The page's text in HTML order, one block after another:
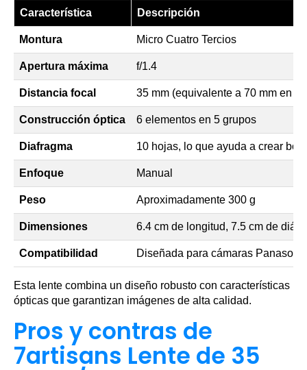
Característica Descripción
Montura Micro Cuatro Tercios
Apertura máxima f/1.4
Distancia focal 35 mm (equivalente a 70 mm en
Construcción óptica 6 elementos en 5 grupos
Diafragma 10 hojas, lo que ayuda a crear
Enfoque Manual
Peso Aproximadamente 300 g
Dimensiones 6.4 cm de longitud, 7.5 cm de
Compatibilidad Diseñada para cámaras
Esta lente combina un diseño robusto con características
ópticas que garantizan imágenes de alta calidad.
Pros y contras de
7artisans Lente de 35